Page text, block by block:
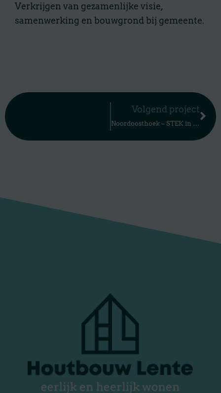
Verkrijgen van gezamenlijke visie,
samenwerking en bouwgrond bij gemeente.
Volgend project
Noordoosthoek – STEK in De Groote Wielen